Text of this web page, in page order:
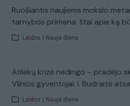
Ruošiantis naujiems mokslo
tarnybos primena: štai apie ką
Laidos Nauja diena
Atliekų krizė nedingo – pradėjo
Vilnios gyventojai: I. Budraitė
Laidos Nauja diena